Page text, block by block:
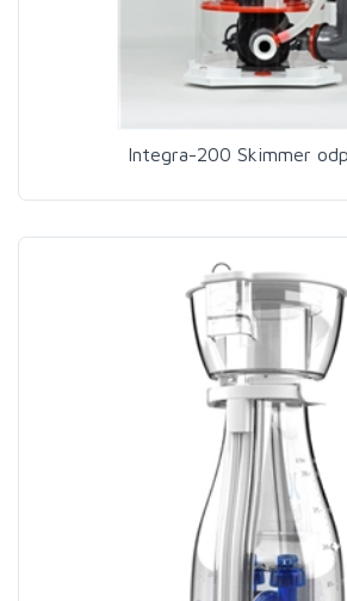
Integra-200 Skimmer